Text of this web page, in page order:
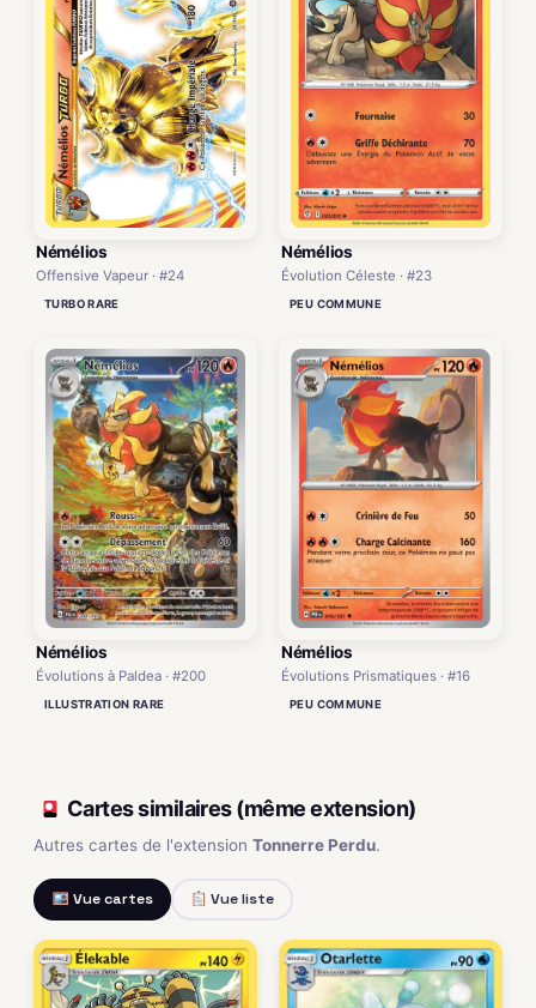
Némélios
Offensive Vapeur · #24
TURBO RARE
Némélios
Évolution Céleste · #23
PEU COMMUNE
Némélios
Évolutions à Paldea · #200
ILLUSTRATION RARE
Némélios
Évolutions Prismatiques · #16
PEU COMMUNE
Cartes similaires (même extension)
Autres cartes de l'extension Tonnerre Perdu.
Vue cartes Vue liste